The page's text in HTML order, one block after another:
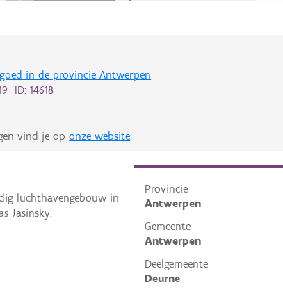
in de provincie Antwerpen
ID: 14618
vind je oponze website.
Provincie
Antwerpen
Gemeente
Antwerpen
Deelgemeente
Deurne
luchthavengebouw in
Jasinsky.